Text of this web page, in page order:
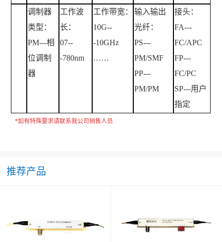
调制器
类型：
PM---相
位调制
器
工作波
长：
07--
-780nm
工作带宽：
10G--
-10GHz
……
输入输出
光纤：
PS---
PM/SMF
PP---
PM/PM
接头：
FA---
FC/APC
FP---
FC/PC
SP---用户
指定
*如有特殊要求请联系我公司销售人员
推荐产品